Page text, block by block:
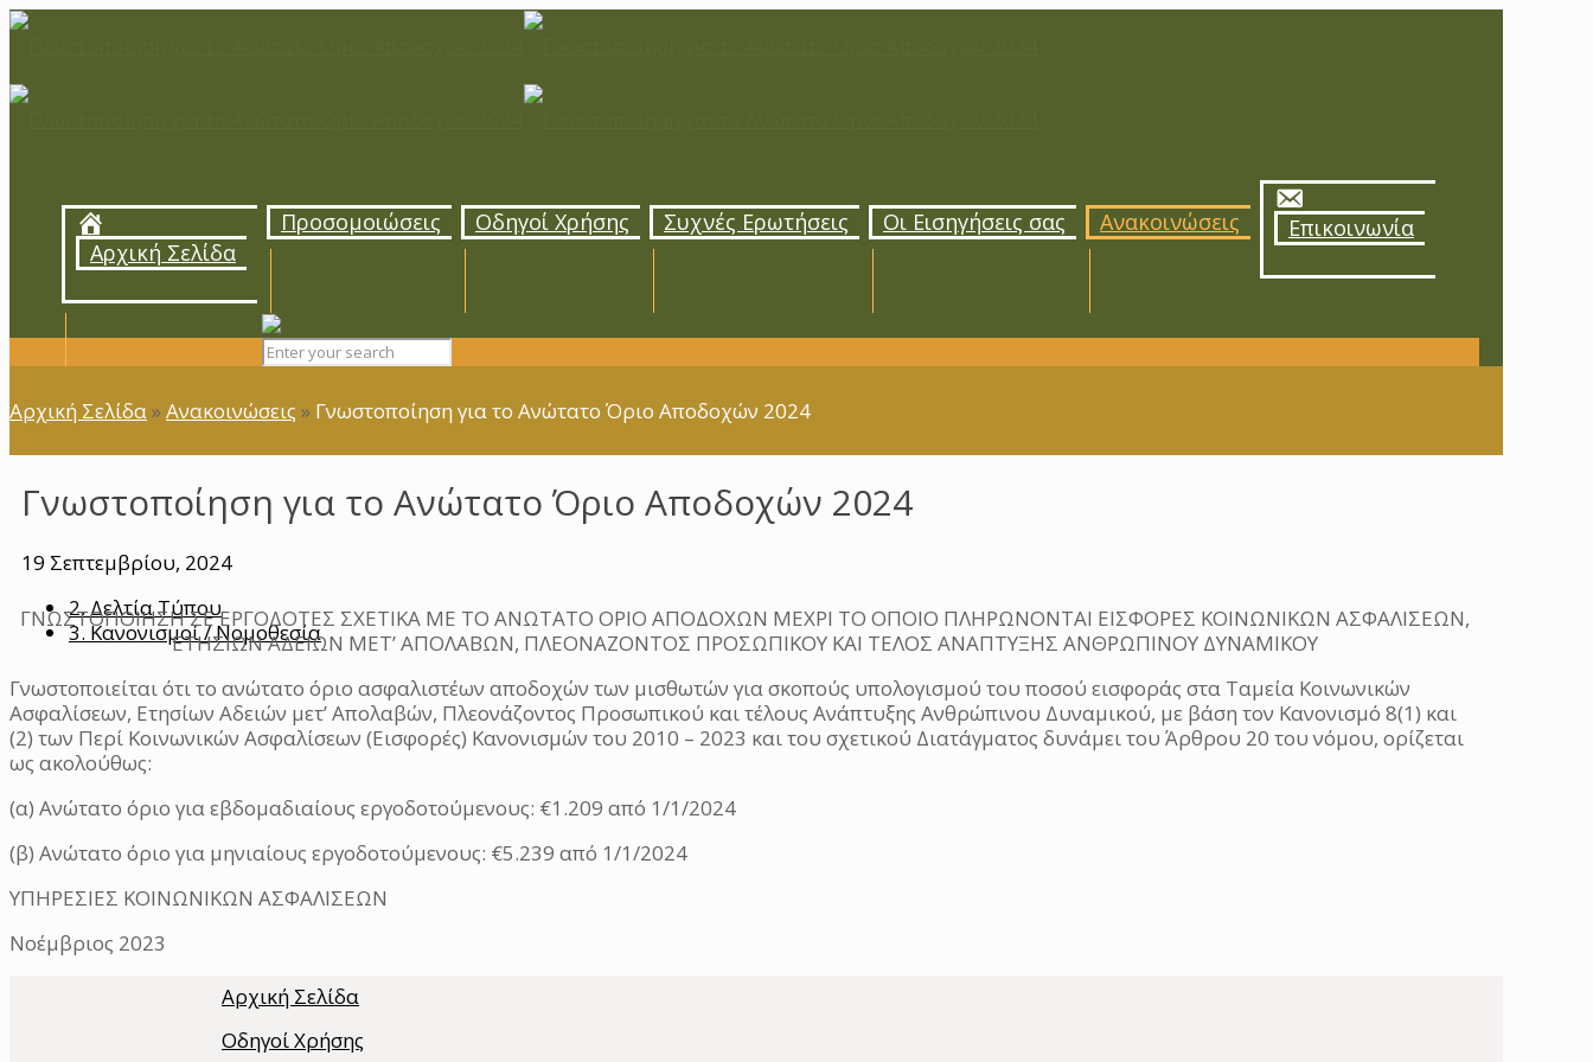
Αρχική Σελίδα
Προσομοιώσεις Οδηγοί Χρήσης Συχνές Ερωτήσεις Οι Εισηγήσεις σας Ανακοινώσεις Επικοινωνία
Αρχική Σελίδα»Ανακοινώσεις » Γνωστοποίηση για το Ανώτατο Όριο Αποδοχών 2024
Γνωστοποίηση για το Ανώτατο Όριο Αποδοχών 2024
19 Σεπτεμβρίου, 2024
2. Δελτία Τύπου
3. Κανονισμοί / Νομοθεσία
ΓΝΩΣΤΟΠΟΙΗΣΗ ΣΕ ΕΡΓΟΔΟΤΕΣ ΣΧΕΤΙΚΑ ΜΕ ΤΟ ΑΝΩΤΑΤΟ ΟΡΙΟ ΑΠΟΔΟΧΩΝ ΜΕΧΡΙ ΤΟ ΟΠΟΙΟ ΠΛΗΡΩΝΟΝΤΑΙ ΕΙΣΦΟΡΕΣ ΚΟΙΝΩΝΙΚΩΝ ΑΣΦΑΛΙΣΕΩΝ,
ΕΤΗΣΙΩΝ ΑΔΕΙΩΝ ΜΕΤ’ ΑΠΟΛΑΒΩΝ, ΠΛΕΟΝΑΖΟΝΤΟΣ ΠΡΟΣΩΠΙΚΟΥ ΚΑΙ ΤΕΛΟΣ ΑΝΑΠΤΥΞΗΣ ΑΝΘΡΩΠΙΝΟΥ ΔΥΝΑΜΙΚΟΥ
Γνωστοποιείται ότι το ανώτατο όριο ασφαλιστέων αποδοχών των μισθωτών για σκοπούς υπολογισμού του ποσού εισφοράς στα Ταμεία Κοινωνικών
Ασφαλίσεων, Ετησίων Αδειών μετ’ Απολαβών, Πλεονάζοντος Προσωπικού και τέλους Ανάπτυξης Ανθρώπινου Δυναμικού, με βάση τον Κανονισμό 8(1) και
(2) των Περί Κοινωνικών Ασφαλίσεων (Εισφορές) Κανονισμών του 2010 – 2023 και του σχετικού Διατάγματος δυνάμει του Άρθρου 20 του νόμου, ορίζεται
ως ακολούθως:
(α) Ανώτατο όριο για εβδομαδιαίους εργοδοτούμενους: €1.209 από 1/1/2024
(β) Ανώτατο όριο για μηνιαίους εργοδοτούμενους: €5.239 από 1/1/2024
ΥΠΗΡΕΣΙΕΣ ΚΟΙΝΩΝΙΚΩΝ ΑΣΦΑΛΙΣΕΩΝ
Νοέμβριος 2023
Αρχική Σελίδα
Οδηγοί Χρήσης